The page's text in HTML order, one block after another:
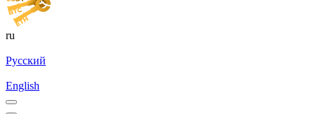
ru
Русский
English